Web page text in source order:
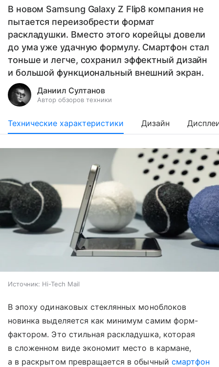
В новом Samsung Galaxy Z Flip8 компания не
пытается переизобрести формат
раскладушки. Вместо этого корейцы довели
до ума уже удачную формулу. Смартфон стал
тоньше и легче, сохранил эффектный дизайн
и большой функциональный внешний экран.
Даниил Султанов
Автор обзоров техники
Технические характеристики Дизайн
Источник: Hi-Tech Mail
В эпоху одинаковых стеклянных моноблоков
новинка выделяется как минимум самим форм-
фактором. Это стильная раскладушка, которая
в сложенном виде экономит место в кармане,
а в раскрытом превращается в обычный смартфон